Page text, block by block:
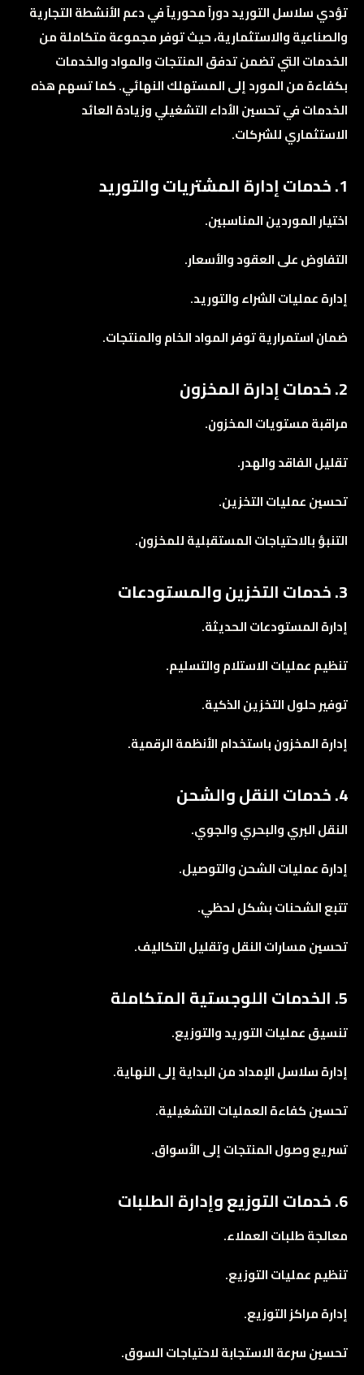
تؤدي سلاسل التوريد دوراً محورياً في دعم الأنشطة التجارية
والصناعية والاستثمارية، حيث توفر مجموعة متكاملة من
الخدمات التي تضمن تدفق المنتجات والمواد والخدمات
بكفاءة من المورد إلى المستهلك النهائي. كما تسهم هذه
الخدمات في تحسين الأداء التشغيلي وزيادة العائد
الاستثماري للشركات.
1. خدمات إدارة المشتريات والتوريد
اختيار الموردين المناسبين.
التفاوض على العقود والأسعار.
إدارة عمليات الشراء والتوريد.
ضمان استمرارية توفر المواد الخام والمنتجات.
2. خدمات إدارة المخزون
مراقبة مستويات المخزون.
تقليل الفاقد والهدر.
تحسين عمليات التخزين.
التنبؤ بالاحتياجات المستقبلية للمخزون.
3. خدمات التخزين والمستودعات
إدارة المستودعات الحديثة.
تنظيم عمليات الاستلام والتسليم.
توفير حلول التخزين الذكية.
إدارة المخزون باستخدام الأنظمة الرقمية.
4. خدمات النقل والشحن
النقل البري والبحري والجوي.
إدارة عمليات الشحن والتوصيل.
تتبع الشحنات بشكل لحظي.
تحسين مسارات النقل وتقليل التكاليف.
5. الخدمات اللوجستية المتكاملة
تنسيق عمليات التوريد والتوزيع.
إدارة سلاسل الإمداد من البداية إلى النهاية.
تحسين كفاءة العمليات التشغيلية.
تسريع وصول المنتجات إلى الأسواق.
6. خدمات التوزيع وإدارة الطلبات
معالجة طلبات العملاء.
تنظيم عمليات التوزيع.
إدارة مراكز التوزيع.
تحسين سرعة الاستجابة لاحتياجات السوق.